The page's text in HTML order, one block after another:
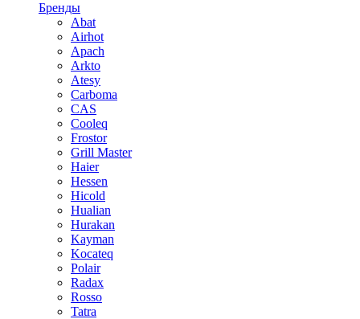
Бренды
Abat
Airhot
Apach
Arkto
Atesy
Carboma
CAS
Cooleq
Frostor
Grill Master
Haier
Hessen
Hicold
Hualian
Hurakan
Kayman
Kocateq
Polair
Radax
Rosso
Tatra